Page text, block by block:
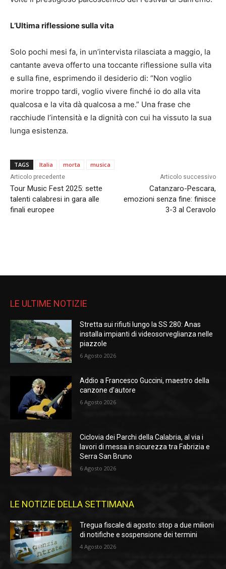
L’Ultima riflessione sulla vita
Solo pochi mesi fa, in un’intervista rilasciata a maggio, la
cantante aveva offerto una toccante riflessione sulla vita
e sulla fine, esprimendo il desiderio di: “Non voglio
morire troppo tardi, voglio vivere finché io do alla vita
qualcosa e la vita dà qualcosa a me.” Una frase che
racchiude l’intensità e la dignità con cui ha vissuto la sua
lunga esistenza.
TAGS Italia morta musica
Articolo precedente
Tour Music Fest 2025: sette
talenti calabresi in gara alle
finali europee
Articolo successivo
Catanzaro-Pescara,
emozioni senza fine: finisce
3-3 al Ceravolo
LE ULTIME NOTIZIE
Stretta sui rifiuti lungo la SS 280: Anas
installa impianti di videosorveglianza nelle
piazzole
6 Agosto 2026
Addio a Francesco Guccini, maestro della
canzone d’autore
6 Agosto 2026
Ciclovia dei Parchi della Calabria, al via i
lavori di messa in sicurezza tra Fabrizia e
Serra San Bruno
6 Agosto 2026
LE NOTIZIE DELLA SETTIMANA
Tregua fiscale di agosto: stop a due milioni
di notifiche e sospensione dei termini
4 Agosto 2026